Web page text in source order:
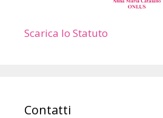
Scarica lo Statuto
Contatti